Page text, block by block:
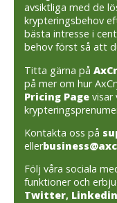
avsiktliga med de
krypteringsbehov
bästa intresse i
behov först så att
Titta gärna på
på mer om hur
Pricing Page visar
Kontakta oss på
eller
Följ våra sociala
funktioner och
Twitter, Linkedin